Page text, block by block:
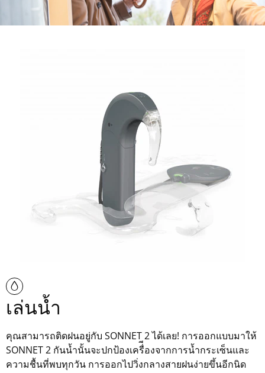
เล่นน้ำ
คุณสามารถติดฝนอยู่กับ SONNET 2 ได้เลย! การออกแบบมาให้
SONNET 2 กันน้ำนั้นจะปกป้องเครื่ีองจากการน้ำกระเซ็นและ
ความชื้นที่พบทุกวัน การออกไปวิ่งกลางสายฝนง่ายขึ้นอีกนิด